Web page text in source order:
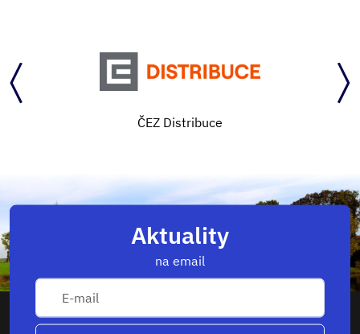
ČEZ Distribuce
Aktuality
na email